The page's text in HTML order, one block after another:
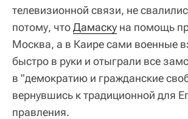
телевизионной связи, не
потому, чтоДамаску на помощь
Москва, а в Каире сами военные
быстро в руки и отыграли все
в "демократию и гражданские
вернувшись к традиционной для
правления.